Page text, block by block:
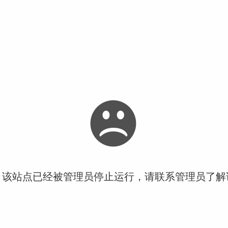
站点已经被管理员停止运行，请联系管理员了